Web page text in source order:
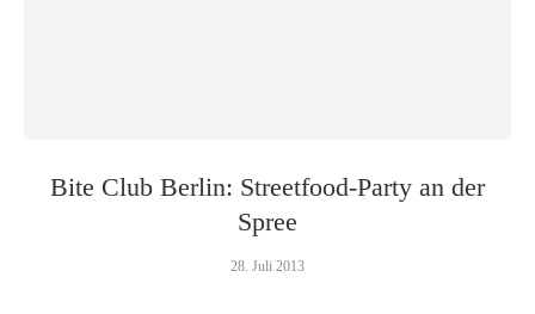
Bite Club Berlin: Streetfood-Party an der
Spree
28. Juli 2013